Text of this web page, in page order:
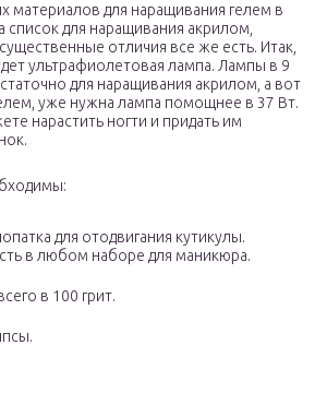
материалов для наращивания гелем в
для наращивания акрилом,
отличия все же есть. Итак,
ультрафиолетовая лампа. Лампы в 9
для наращивания акрилом, а вот
уже нужна лампа помощнее в 37 Вт.
нарастить ногти и придать им
для отодвигания кутикулы.
в любом наборе для маникюра.
в 100 грит.